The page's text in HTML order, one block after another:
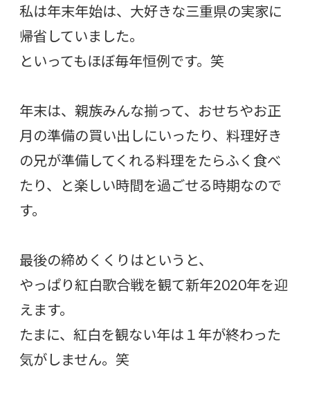
私は年末年始は、大好きな三重県の実家に
帰省していました。
といってもほぼ毎年恒例です。笑
年末は、親族みんな揃って、おせちやお正
月の準備の買い出しにいったり、料理好き
の兄が準備してくれる料理をたらふく食べ
たり、と楽しい時間を過ごせる時期なので
す。
最後の締めくくりはというと、
やっぱり紅白歌合戦を観て新年2020年を迎
えます。
たまに、紅白を観ない年は１年が終わった
気がしません。笑